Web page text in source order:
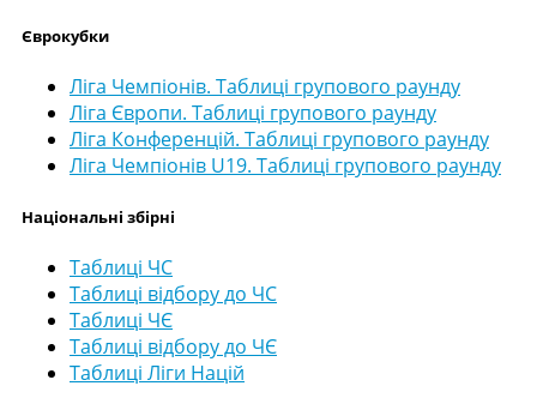
Єврокубки
Ліга Чемпіонів. Таблиці групового раунду
Ліга Європи. Таблиці групового раунду
Ліга Конференцій. Таблиці групового раунду
Ліга Чемпіонів U19. Таблиці групового раунду
Національні збірні
Таблиці ЧС
Таблиці відбору до ЧС
Таблиці ЧЄ
Таблиці відбору до ЧЄ
Таблиці Ліги Націй